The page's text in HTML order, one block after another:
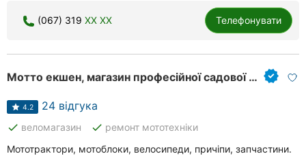
(067) 319 XX XX Телефонувати
Мотто екшен, магазин професійної садової техніки
4.2 24 відгука
done веломагазин done ремонт мототехніки
Мототрактори, мотоблоки, велосипеди, причіпи, запчастини.